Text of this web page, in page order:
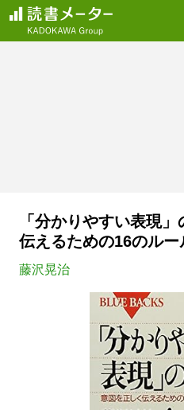
「分かりやすい表現
伝えるための16のル
藤沢晃治